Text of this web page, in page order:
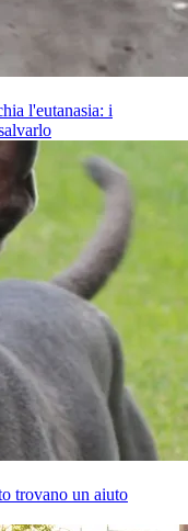
l'eutanasia: i
trovano un aiuto